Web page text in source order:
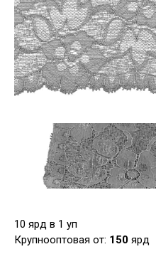
10 ярд в 1 уп
Крупнооптовая от: 150 ярд